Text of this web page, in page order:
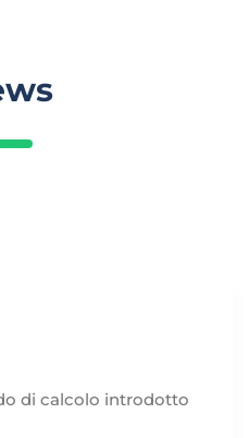
di calcolo introdotto